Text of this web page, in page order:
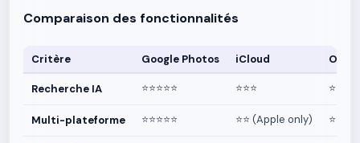
Comparaison des fonctionnalités
Critère Google Photos iCloud
Recherche IA ⭐⭐⭐⭐⭐ ⭐⭐⭐ ⭐⭐
Multi-plateforme ⭐⭐⭐⭐⭐ ⭐⭐ (Apple only) ⭐⭐⭐⭐